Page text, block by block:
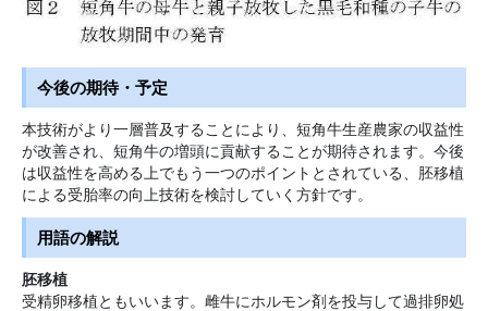
今後の期待・予定
本技術がより一層普及することにより、短角牛生産農家の収益性
が改善され、短角牛の増頭に貢献することが期待されます。今後
は収益性を高める上でもう一つのポイントとされている、胚移植
による受胎率の向上技術を検討していく方針です。
用語の解説
胚移植
受精卵移植ともいいます。雌牛にホルモン剤を投与して過排卵処